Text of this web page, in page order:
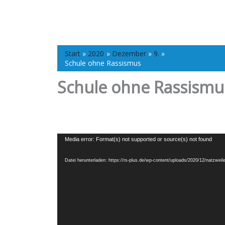
Start 2020 Dezember
9.
Schule ohne Rassismus
Schule ohne
Video-
Media error: Format(s) not supported or source(s) not found
Datei herunterladen: https://rs-plus.de/wp-content/uploads/2020/12/